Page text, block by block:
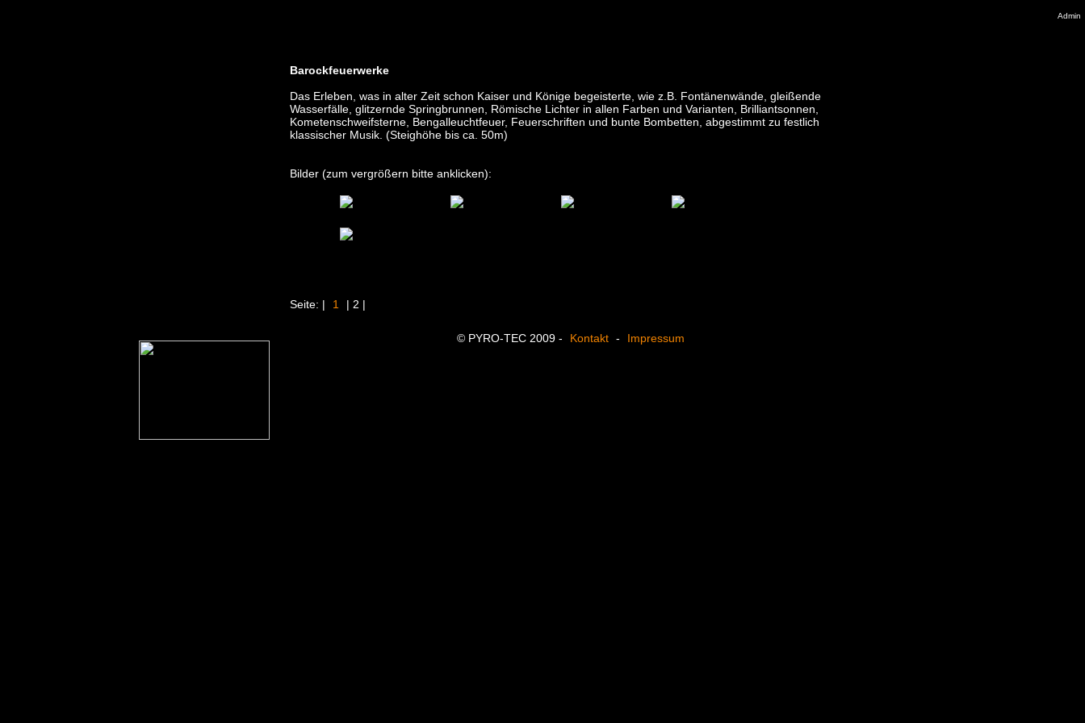
Admin
Barockfeuerwerke
Das Erleben, was in alter Zeit schon Kaiser und Könige begeisterte, wie z.B. Fontänenwände, gleißende
Wasserfälle, glitzernde Springbrunnen, Römische Lichter in allen Farben und Varianten, Brilliantsonnen,
Kometenschweifsterne, Bengalleuchtfeuer, Feuerschriften und bunte Bombetten, abgestimmt zu festlich
klassischer Musik. (Steighöhe bis ca. 50m)
Bilder (zum vergrößern bitte anklicken):
Seite: | 1 | 2 |
© PYRO-TEC 2009 - Kontakt - Impressum